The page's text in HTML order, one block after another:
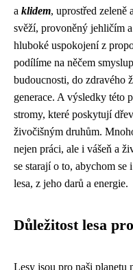
a klidem, uprostřed zeleně
svěží, provoněný jehličím
hluboké uspokojení z
podílíme na něčem
budoucnosti, do zdravého
generace. A výsledky této
stromy, které poskytují
živočišným druhům.
nejen práci, ale i vášeň a
se starají o to, abychom
lesa, z jeho darů a energie.
Důležitost lesa
Lesy jsou pro naši planetu